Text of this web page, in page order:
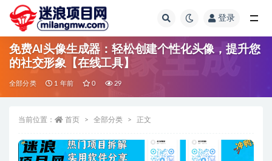
登录
免费AI头像生成器：轻松创建个性化头像，提升您
的社交形象【在线工具】
全部分类 1 年前 0 29
当前位置： 首页 全部分类 正文
全部